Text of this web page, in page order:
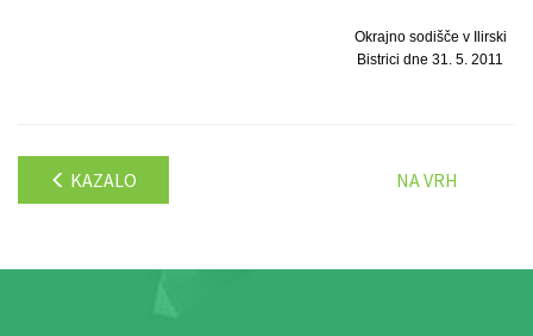
Okrajno sodišče v Ilirski
Bistrici dne 31. 5. 2011
KAZALO NA VRH